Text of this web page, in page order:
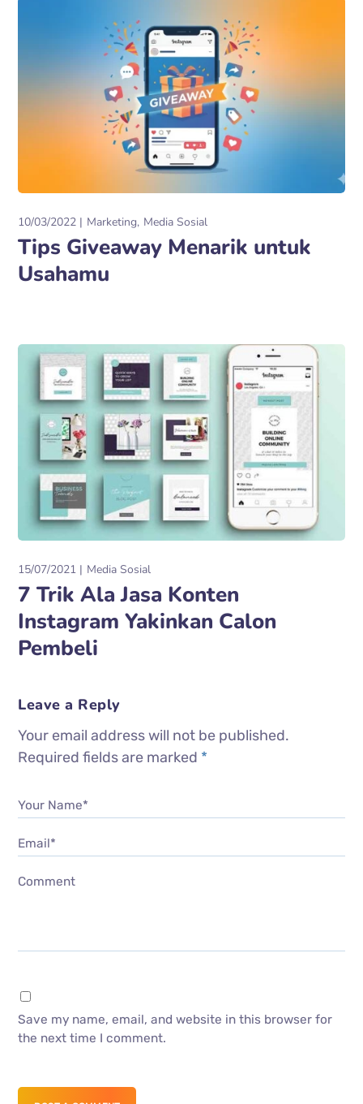
10/03/2022 Marketing Media Sosial
Tips Giveaway Menarik untuk
Usahamu
15/07/2021 Media Sosial
7 Trik Ala Jasa Konten
Instagram Yakinkan Calon
Pembeli
Leave a Reply
Your email address will not be published.
Required fields are marked *
Your Name*
Email*
Comment
Save my name, email, and website in this browser for
the next time I comment.